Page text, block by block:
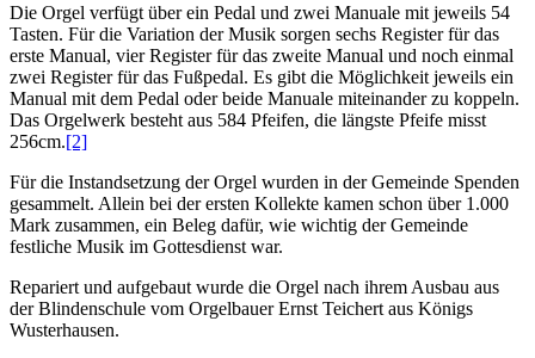
Die Orgel verfügt über ein Pedal und zwei Manuale mit jeweils 54
Tasten. Für die Variation der Musik sorgen sechs Register für das
erste Manual, vier Register für das zweite Manual und noch einmal
zwei Register für das Fußpedal. Es gibt die Möglichkeit jeweils ein
Manual mit dem Pedal oder beide Manuale miteinander zu koppeln.
Das Orgelwerk besteht aus 584 Pfeifen, die längste Pfeife misst
256cm.[2]
Für die Instandsetzung der Orgel wurden in der Gemeinde Spenden
gesammelt. Allein bei der ersten Kollekte kamen schon über 1.000
Mark zusammen, ein Beleg dafür, wie wichtig der Gemeinde
festliche Musik im Gottesdienst war.
Repariert und aufgebaut wurde die Orgel nach ihrem Ausbau aus
der Blindenschule vom Orgelbauer Ernst Teichert aus Königs
Wusterhausen.